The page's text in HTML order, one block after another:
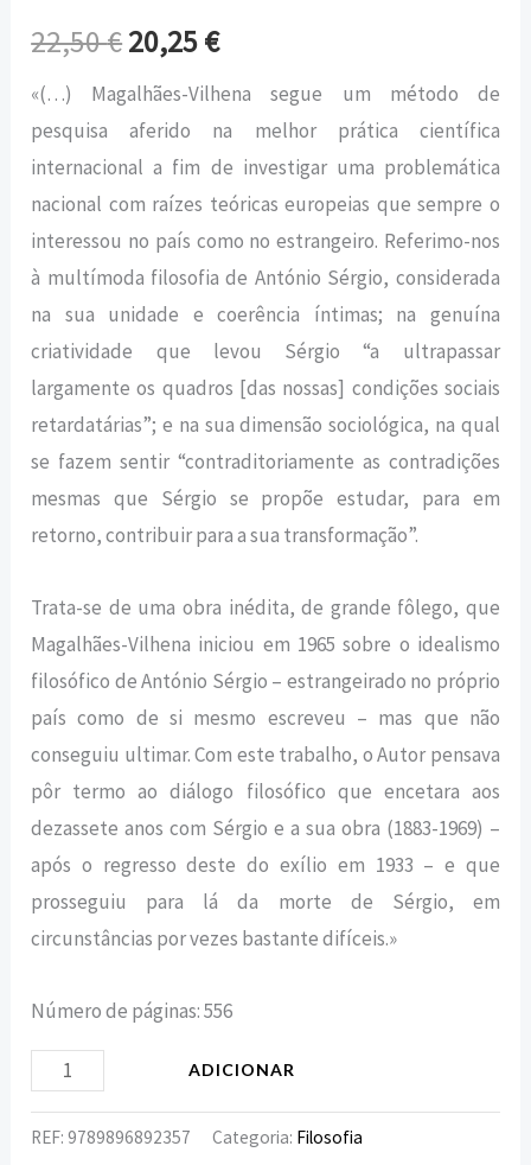
22,50€20,25€
«(…) Magalhães-Vilhena segue um método de
pesquisa aferido na melhor prática científica
internacional a fim de investigar uma problemática
nacional com raízes teóricas europeias que sempre o
interessou no país como no estrangeiro. Referimo-nos
à multímoda filosofia de António Sérgio, considerada
na sua unidade e coerência íntimas; na genuína
criatividade que levou Sérgio “a ultrapassar
largamente os quadros [das nossas] condições sociais
retardatárias”; e na sua dimensão sociológica, na qual
se fazem sentir “contraditoriamente as contradições
mesmas que Sérgio se propõe estudar, para em
retorno, contribuir para a sua transformação”.
Trata-se de uma obra inédita, de grande fôlego, que
Magalhães-Vilhena iniciou em 1965 sobre o idealismo
filosófico de António Sérgio – estrangeirado no próprio
país como de si mesmo escreveu – mas que não
conseguiu ultimar. Com este trabalho, o Autor pensava
pôr termo ao diálogo filosófico que encetara aos
dezassete anos com Sérgio e a sua obra (1883-1969) –
após o regresso deste do exílio em 1933 – e que
prosseguiu para lá da morte de Sérgio, em
circunstâncias por vezes bastante difíceis.»
Número de páginas: 556
ADICIONAR
REF:9789896892357 Categoria: Filosofia